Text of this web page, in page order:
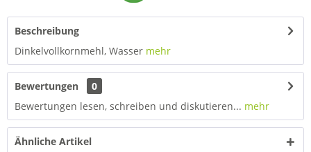
Beschreibung
Dinkelvollkornmehl, Wasser mehr
Bewertungen
0
Bewertungen lesen, schreiben und diskutieren... mehr
Ähnliche Artikel